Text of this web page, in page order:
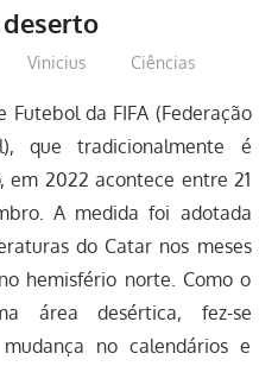
Vinicius Ciências
Futebol da FIFA (Federação
que tradicionalmente é
em 2022 acontece entre 21
A medida foi adotada
do Catar nos meses
hemisfério norte. Como o
área desértica, fez-se
no calendários e